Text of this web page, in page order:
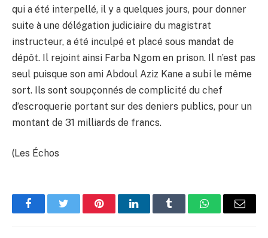
qui a été interpellé, il y a quelques jours, pour donner
suite à une délégation judiciaire du magistrat
instructeur, a été inculpé et placé sous mandat de
dépôt. Il rejoint ainsi Farba Ngom en prison. Il n’est pas
seul puisque son ami Abdoul Aziz Kane a subi le même
sort. Ils sont soupçonnés de complicité du chef
d’escroquerie portant sur des deniers publics, pour un
montant de 31 milliards de francs.
(Les Échos
FacebookTwitter PinterestLinkedInTumblr WhatsAppEmail